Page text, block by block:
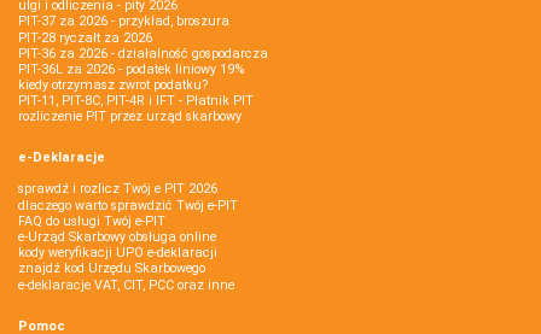
ulgi i odliczenia - pity 2026
PIT-37 za 2026 - przykład, broszura
PIT-28 ryczałt za 2026
PIT-36 za 2026 - działalność gospodarcza
PIT-36L za 2026 - podatek liniowy 19%
kiedy otrzymasz zwrot podatku?
PIT-11, PIT-8C, PIT-4R i IFT - Płatnik PIT
rozliczenie PIT przez urząd skarbowy
e-Deklaracje
sprawdź i rozlicz Twój e PIT 2026
dlaczego warto sprawdzić Twój e-PIT
FAQ do usługi Twój e-PIT
e-Urząd Skarbowy obsługa online
kody weryfikacji UPO e-deklaracji
znajdź kod Urzędu Skarbowego
e-deklaracje VAT, CIT, PCC oraz inne
Pomoc